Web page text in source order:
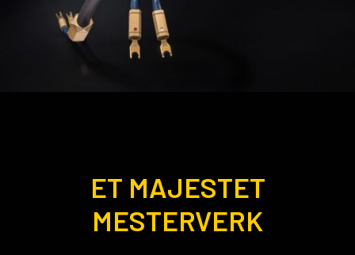
ET MAJESTET
MESTERVERK